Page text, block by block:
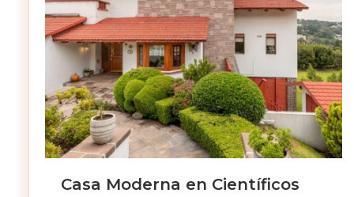
Casa Moderna en Científicos